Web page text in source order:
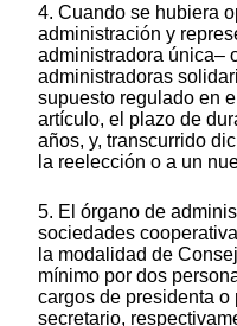
4. Cuando se hubiera
administración y
administradora única–
administradoras
supuesto regulado en
artículo, el plazo de
años, y, transcurrido
la reelección o a un
5. El órgano de
sociedades
la modalidad de
mínimo por dos
cargos de presidenta
secretario,